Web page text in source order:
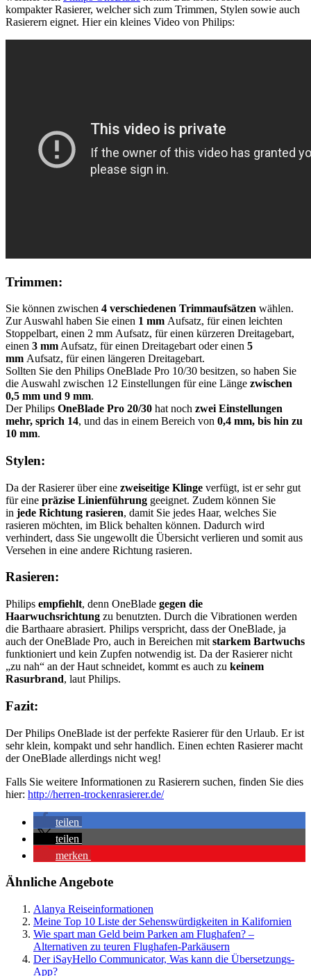
kompakter Rasierer, welcher sich zum Trimmen, Stylen sowie auch
Rasierern eignet. Hier ein kleines Video von Philips:
Trimmen:
Sie können zwischen 4 verschiedenen Trimmaufsätzen wählen.
Zur Auswahl haben Sie einen 1 mm Aufsatz, für einen leichten
Stoppelbart, einen 2 mm Aufsatz, für einen kürzeren Dreitagebart,
einen 3 mm Aufsatz, für einen Dreitagebart oder einen 5
mm Aufsatz, für einen längeren Dreitagebart.
Sollten Sie den Philips OneBlade Pro 10/30 besitzen, so haben Sie
die Auswahl zwischen 12 Einstellungen für eine Länge zwischen
0,5 mm und 9 mm.
Der Philips OneBlade Pro 20/30 hat noch zwei Einstellungen
mehr, sprich 14, und das in einem Bereich von 0,4 mm, bis hin zu
10 mm.
Stylen:
Da der Rasierer über eine zweiseitige Klinge verfügt, ist er sehr gut
für eine präzise Linienführung geeignet. Zudem können Sie
in jede Richtung rasieren, damit Sie jedes Haar, welches Sie
rasieren möchten, im Blick behalten können. Dadurch wird
verhindert, dass Sie ungewollt die Übersicht verlieren und somit aus
Versehen in eine andere Richtung rasieren.
Rasieren:
Philips empfiehlt, denn OneBlade gegen die
Haarwuchsrichtung zu benutzten. Durch die Vibrationen werden
die Barthaare abrasiert. Philips verspricht, dass der OneBlade, ja
auch der OneBlade Pro, auch in Bereichen mit starkem Bartwuchs
funktioniert und kein Zupfen notwendig ist. Da der Rasierer nicht
„zu nah“ an der Haut schneidet, kommt es auch zu keinem
Rasurbrand, laut Philips.
Fazit:
Der Philips OneBlade ist der perfekte Rasierer für den Urlaub. Er ist
sehr klein, kompakt und sehr handlich. Einen echten Rasierer macht
der OneBlade allerdings nicht weg!
Falls Sie weitere Informationen zu Rasierern suchen, finden Sie dies
hier: http://herren-trockenrasierer.de/
teilen
teilen
merken
Ähnliche Angebote
Alanya Reiseinformationen
Meine Top 10 Liste der Sehenswürdigkeiten in Kalifornien
Wie spart man Geld beim Parken am Flughafen? –
Alternativen zu teuren Flughafen-Parkäusern
Der iSayHello Communicator, Was kann die Übersetzungs-
App?